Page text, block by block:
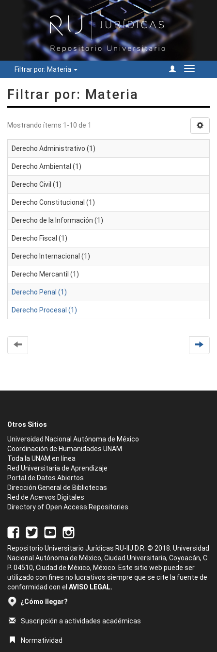
Filtrar por: Materia
Cambiar
Filtrar por: Materia
Mostrando ítems 1-10 de 1
Derecho Administrativo (1)
Derecho Ambiental (1)
Derecho Civil (1)
Derecho Constitucional (1)
Derecho de la Información (1)
Derecho Fiscal (1)
Derecho Internacional (1)
Derecho Mercantil (1)
Derecho Penal (1)
Derecho Procesal (1)
Otros Sitios
Universidad Nacional Autónoma de México
Coordinación de Humanidades UNAM
Toda la UNAM en línea
Red Universitaria de Aprendizaje
Portal de Datos Abiertos
Dirección General de Bibliotecas
Red de Acervos Digitales
Directory of Open Access Repositories
Repositorio Universitario Jurídicas RU-IIJ D.R. © 2018. Universidad
Nacional Autónoma de México, Ciudad Universitaria, Coyoacán, C.
P. 04510, Ciudad de México, México. Este sitio web puede ser
utilizado con fines no lucrativos siempre que se cite la fuente de
conformidad con el AVISO LEGAL.
¿Cómo llegar?
Suscripción a actividades académicas
Normatividad